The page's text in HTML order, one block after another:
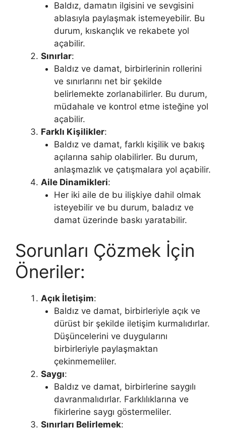
Baldız, damatın ilgisini ve sevgisini
ablasıyla paylaşmak istemeyebilir. Bu
durum, kıskançlık ve rekabete yol
açabilir.
Sınırlar:
Baldız ve damat, birbirlerinin rollerini
ve sınırlarını net bir şekilde
belirlemekte zorlanabilirler. Bu durum,
müdahale ve kontrol etme isteğine yol
açabilir.
Farklı Kişilikler:
Baldız ve damat, farklı kişilik ve bakış
açılarına sahip olabilirler. Bu durum,
anlaşmazlık ve çatışmalara yol açabilir.
Aile Dinamikleri:
Her iki aile de bu ilişkiye dahil olmak
isteyebilir ve bu durum, baladız ve
damat üzerinde baskı yaratabilir.
Sorunları Çözmek İçin
Öneriler:
Açık İletişim:
Baldız ve damat, birbirleriyle açık ve
dürüst bir şekilde iletişim kurmalıdırlar.
Düşüncelerini ve duygularını
birbirleriyle paylaşmaktan
çekinmemeliler.
Saygı:
Baldız ve damat, birbirlerine saygılı
davranmalıdırlar. Farklılıklarına ve
fikirlerine saygı göstermeliler.
Sınırları Belirlemek: